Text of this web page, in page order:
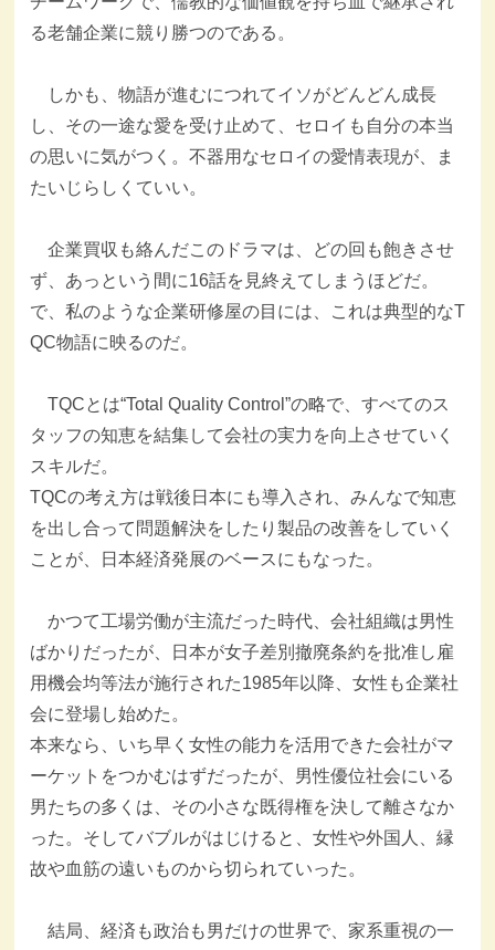
る老舗企業に競り勝つのである。
しかも、物語が進むにつれてイソがどんどん成長
し、その一途な愛を受け止めて、セロイも自分の本当
の思いに気がつく。不器用なセロイの愛情表現が、ま
たいじらしくていい。
企業買収も絡んだこのドラマは、どの回も飽きさせ
ず、あっという間に16話を見終えてしまうほどだ。
で、私のような企業研修屋の目には、これは典型的なT
QC物語に映るのだ。
TQCとは“Total Quality Control”の略で、すべてのス
タッフの知恵を結集して会社の実力を向上させていく
スキルだ。
TQCの考え方は戦後日本にも導入され、みんなで知恵
を出し合って問題解決をしたり製品の改善をしていく
ことが、日本経済発展のベースにもなった。
かつて工場労働が主流だった時代、会社組織は男性
ばかりだったが、日本が女子差別撤廃条約を批准し雇
用機会均等法が施行された1985年以降、女性も企業社
会に登場し始めた。
本来なら、いち早く女性の能力を活用できた会社がマ
ーケットをつかむはずだったが、男性優位社会にいる
男たちの多くは、その小さな既得権を決して離さなか
った。そしてバブルがはじけると、女性や外国人、縁
故や血筋の遠いものから切られていった。
結局、経済も政治も男だけの世界で、家系重視の一